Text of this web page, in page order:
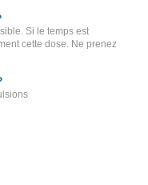
Si le temps est
cette dose. Ne prenez